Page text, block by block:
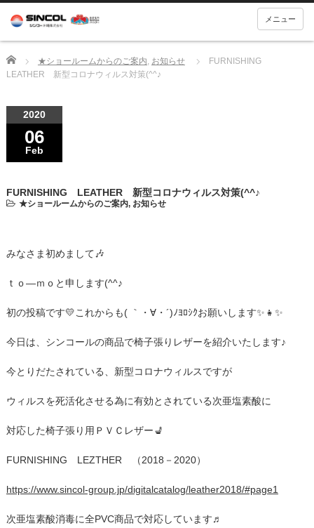
メニュー
Home ★ショールームからのご案内, お知らせ
FURNISHING
LEATHER 新型コロナウィルス対策(^^♪
2020
06
Feb
FURNISHING LEATHER 新型コロナウィルス対策(^^♪
★ショールームからのご案内, お知らせ
みなさま初めまして🎶
ｔｏ―ｍｏと申します(^^♪
初の投稿です💛これからも( ｀・∀・´)ﾉﾖﾛｼｸお願いします✨👧✨
今日は、シンコールの商品で椅子張りレザーを紹介いたします♪
今とりだたされている、新型コロナウィルスですが
ウィルスを死活化させる為に有効とされている次亜塩素酸に
対応した椅子張り用ＰＶＣレザー💺
FURNISHING LEZTHER （2018－2020）
https://www.sincol-group.jp/digitalcatalog/leather2018/#page1
次亜塩素酸消毒に全PVC商品で対応しています♬